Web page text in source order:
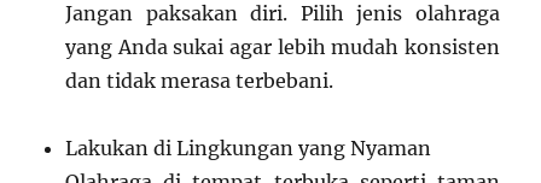
Jangan paksakan diri. Pilih jenis olahraga
yang Anda sukai agar lebih mudah konsisten
dan tidak merasa terbebani.
Lakukan di Lingkungan yang Nyaman